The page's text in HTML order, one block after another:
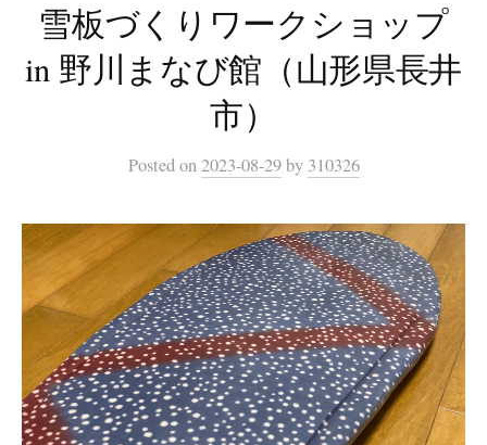
雪板づくりワークショップ
in 野川まなび館（山形県長井
市）
Postedon2023-08-29 by 310326